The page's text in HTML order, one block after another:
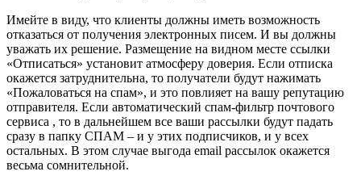
Имейте в виду, что клиенты должны иметь возможность
отказаться от получения электронных писем. И вы должны
уважать их решение. Размещение на видном месте ссылки
«Отписаться» установит атмосферу доверия. Если отписка
окажется затруднительна, то получатели будут нажимать
«Пожаловаться на спам», и это повлияет на вашу репутацию
отправителя. Если автоматический спам-фильтр почтового
сервиса , то в дальнейшем все ваши рассылки будут падать
сразу в папку СПАМ – и у этих подписчиков, и у всех
остальных. В этом случае выгода email рассылок окажется
весьма сомнительной.